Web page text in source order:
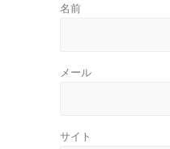
名前
メール
サイト